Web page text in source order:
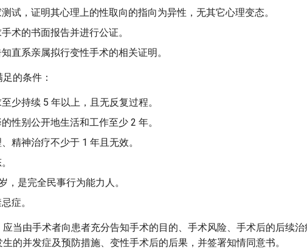
试，证明其心理上的性取向的指向为异性，无其它心理变态。
术的书面报告并进行公证。
直系亲属拟行变性手术的相关证明。
的条件：
少持续 5 年以上，且无反复过程。
性别公开地生活和工作至少 2 年。
精神治疗不少于 1 年且无效。
，是完全民事行为能力人。
症。
当由手术者向患者充分告知手术的目的、手术风险、手术后的后续治
的并发症及预防措施、变性手术后的后果，并签署知情同意书。